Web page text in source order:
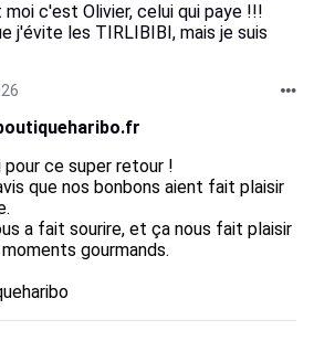
moi c'est Olivier, celui qui paye !!!
j'évite les TIRLIBIBI, mais je suis
pour ce super retour !
que nos bonbons aient fait plaisir
a fait sourire, et ça nous fait plaisir
gourmands.